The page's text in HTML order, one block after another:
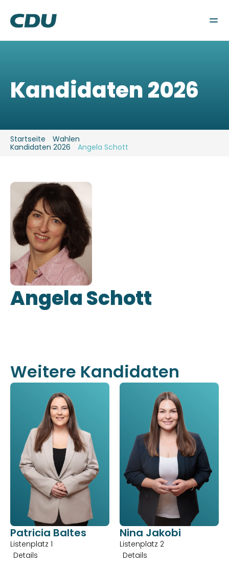
Wahlen
Aktuelles
Kontakt
Kandidaten 2026
Startseite
Wahlen
Kandidaten 2026
Angela Schott
Angela Schott
Weitere Kandidaten
Patricia Baltes
Listenplatz 1
Details
Nina Jakobi
Listenplatz 2
Details